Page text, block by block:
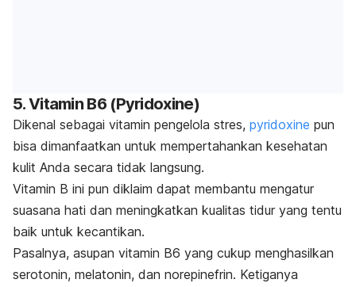
5. Vitamin B6 (Pyridoxine)
Dikenal sebagai vitamin pengelola stres, pyridoxine pun
bisa dimanfaatkan untuk mempertahankan kesehatan
kulit Anda secara tidak langsung.
Vitamin B ini pun diklaim dapat membantu mengatur
suasana hati dan meningkatkan kualitas tidur yang tentu
baik untuk kecantikan.
Pasalnya, asupan vitamin B6 yang cukup menghasilkan
serotonin, melatonin, dan norepinefrin. Ketiganya